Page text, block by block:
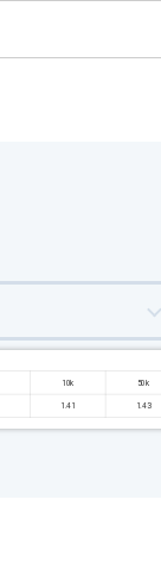
10k 50k
1.41 1.43